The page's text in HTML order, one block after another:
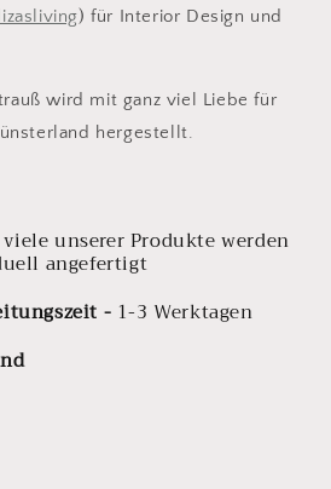
) für Interior Design und
wird mit ganz viel Liebe für
hergestellt.
unserer Produkte werden
angefertigt
- 1-3 Werktagen